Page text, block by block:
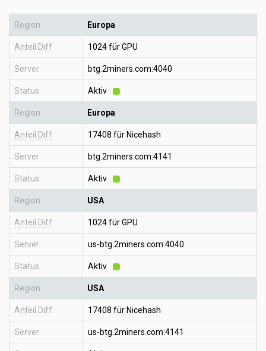
Region Europa
Anteil Diff 1024 für GPU
Server btg.2miners.com:4040
Status Aktiv
Region Europa
Anteil Diff 17408 für Nicehash
Server btg.2miners.com:4141
Status Aktiv
Region USA
Anteil Diff 1024 für GPU
Server us-btg.2miners.com:4040
Status Aktiv
Region USA
Anteil Diff 17408 für Nicehash
Server us-btg.2miners.com:4141